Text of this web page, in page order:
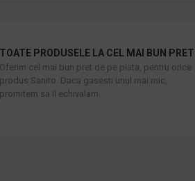
TOATE PRODUSELE LA CEL MAI BUN PRET
Oferim cel mai bun pret de pe piata, pentru orice
produs Sanito. Daca gasesti unul mai mic,
promitem sa il echivalam.